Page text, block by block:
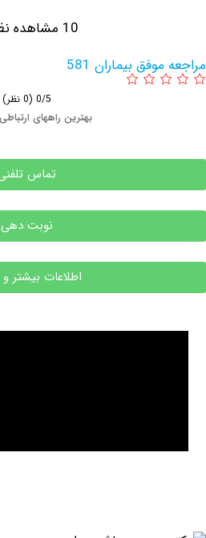
بیماران 581
بهترین راههای ارتباطی این دکتر
تماس تلفنی
نوبت دهی
اطلاعات بیشتر و آدرس